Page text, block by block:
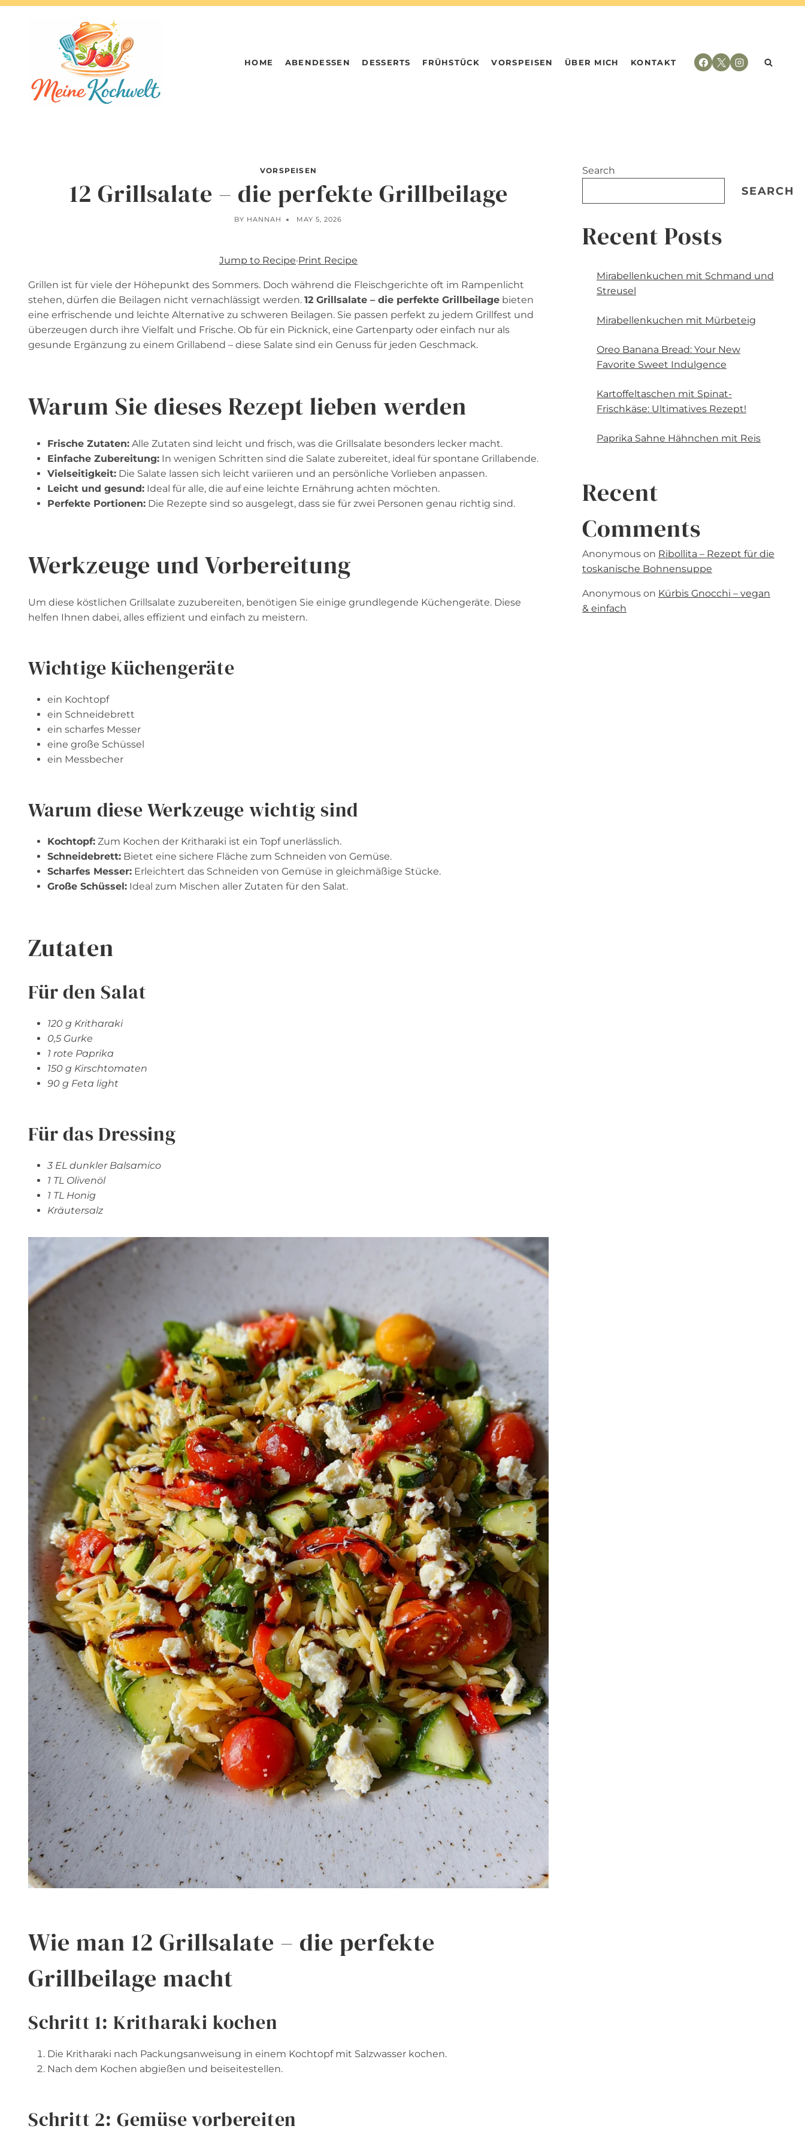
Skip
HOME ABENDESSEN DESSERTS FRÜHSTÜCK VORSPEISEN ÜBER MICH KONTAKT
VORSPEISEN
12 Grillsalate – die perfekte Grillbeilage
BY HANNAH MAY 5, 2026
Jump to Recipe·Print Recipe
Grillen ist für viele der Höhepunkt des Sommers. Doch während die Fleischgerichte oft im Rampenlicht
stehen, dürfen die Beilagen nicht vernachlässigt werden. 12 Grillsalate – die perfekte Grillbeilage bieten
eine erfrischende und leichte Alternative zu schweren Beilagen. Sie passen perfekt zu jedem Grillfest und
überzeugen durch ihre Vielfalt und Frische. Ob für ein Picknick, eine Gartenparty oder einfach nur als
gesunde Ergänzung zu einem Grillabend – diese Salate sind ein Genuss für jeden Geschmack.
Warum Sie dieses Rezept lieben werden
Frische Zutaten: Alle Zutaten sind leicht und frisch, was die Grillsalate besonders lecker macht.
Einfache Zubereitung: In wenigen Schritten sind die Salate zubereitet, ideal für spontane Grillabende.
Vielseitigkeit: Die Salate lassen sich leicht variieren und an persönliche Vorlieben anpassen.
Leicht und gesund: Ideal für alle, die auf eine leichte Ernährung achten möchten.
Perfekte Portionen: Die Rezepte sind so ausgelegt, dass sie für zwei Personen genau richtig sind.
Werkzeuge und Vorbereitung
Um diese köstlichen Grillsalate zuzubereiten, benötigen Sie einige grundlegende Küchengeräte. Diese
helfen Ihnen dabei, alles effizient und einfach zu meistern.
Wichtige Küchengeräte
ein Kochtopf
ein Schneidebrett
ein scharfes Messer
eine große Schüssel
ein Messbecher
Warum diese Werkzeuge wichtig sind
Kochtopf: Zum Kochen der Kritharaki ist ein Topf unerlässlich.
Schneidebrett: Bietet eine sichere Fläche zum Schneiden von Gemüse.
Scharfes Messer: Erleichtert das Schneiden von Gemüse in gleichmäßige Stücke.
Große Schüssel: Ideal zum Mischen aller Zutaten für den Salat.
Zutaten
Für den Salat
120 g Kritharaki
0,5 Gurke
1 rote Paprika
150 g Kirschtomaten
90 g Feta light
Für das Dressing
3 EL dunkler Balsamico
1 TL Olivenöl
1 TL Honig
Kräutersalz
Wie man 12 Grillsalate – die perfekte
Grillbeilage macht
Schritt 1: Kritharaki kochen
Die Kritharaki nach Packungsanweisung in einem Kochtopf mit Salzwasser kochen.
Nach dem Kochen abgießen und beiseitestellen.
Schritt 2: Gemüse vorbereiten
Search
SEARCH
Recent Posts
Mirabellenkuchen mit Schmand und
Streusel
Mirabellenkuchen mit Mürbeteig
Oreo Banana Bread: Your New
Favorite Sweet Indulgence
Kartoffeltaschen mit Spinat-
Frischkäse: Ultimatives Rezept!
Paprika Sahne Hähnchen mit Reis
Recent
Comments
Anonymous on Ribollita – Rezept für die
toskanische Bohnensuppe
Anonymous on Kürbis Gnocchi – vegan
& einfach